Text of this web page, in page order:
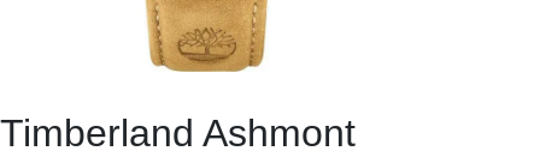
Timberland Ashmont